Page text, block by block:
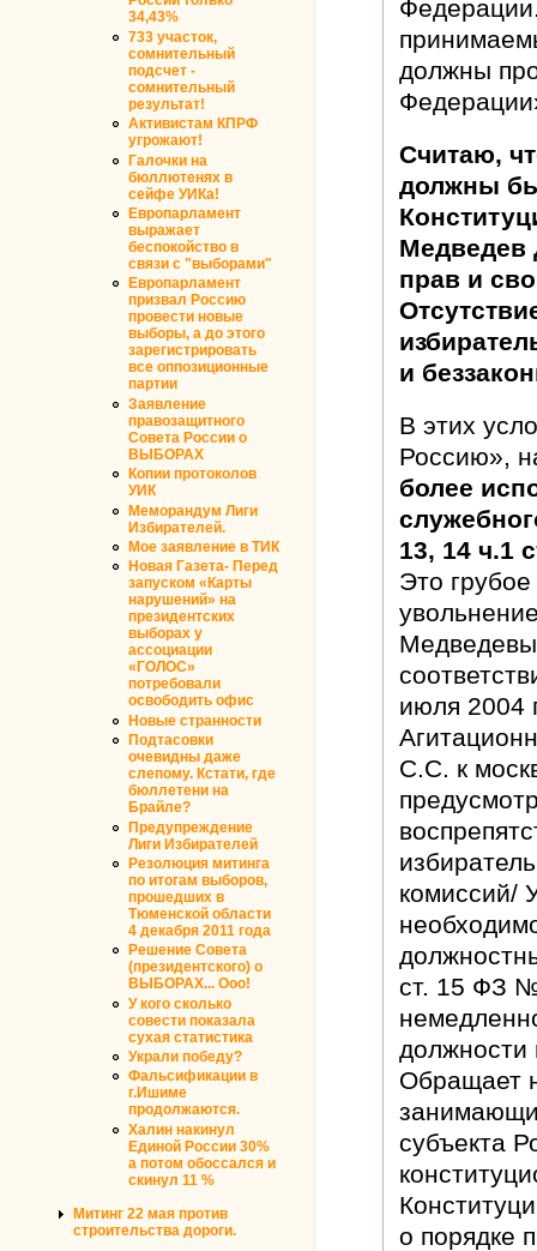
34,43%
733 участок,
сомнительный
подсчет -
сомнительный
результат!
Активистам КПРФ
угрожают!
Галочки на
бюллютенях в
сейфе УИКа!
Европарламент
выражает
беспокойство в
связи с "выборами"
Европарламент
призвал Россию
провести новые
выборы, а до этого
зарегистрировать
все оппозиционные
партии
Заявление
правозащитного
Совета России о
ВЫБОРАХ
Копии протоколов
УИК
Меморандум Лиги
Избирателей.
Мое заявление в ТИК
Новая Газета- Перед
запуском «Карты
нарушений» на
президентских
выборах у
ассоциации
«ГОЛОС»
потребовали
освободить офис
Новые странности
Подтасовки
очевидны даже
слепому. Кстати, где
бюллетени на
Брайле?
Предупреждение
Лиги Избирателей
Резолюция митинга
по итогам выборов,
прошедших в
Тюменской области
4 декабря 2011 года
Решение Совета
(президентского) о
ВЫБОРАХ... Ооо!
У кого сколько
совести показала
сухая статистика
Украли победу?
Фальсификации в
г.Ишиме
продолжаются.
Халин накинул
Единой России 30%
а потом обоссался и
скинул 11 %
Митинг 22 мая против
строительства дороги.
должны
Считаю,
должны
Медведев
прав и
и
В этих
Россию»,
более
13, 14 ч.1
Это
июля 2004
С.С. к
комиссий/
ст. 15 ФЗ
должности
Обращает
субъекта
о порядке